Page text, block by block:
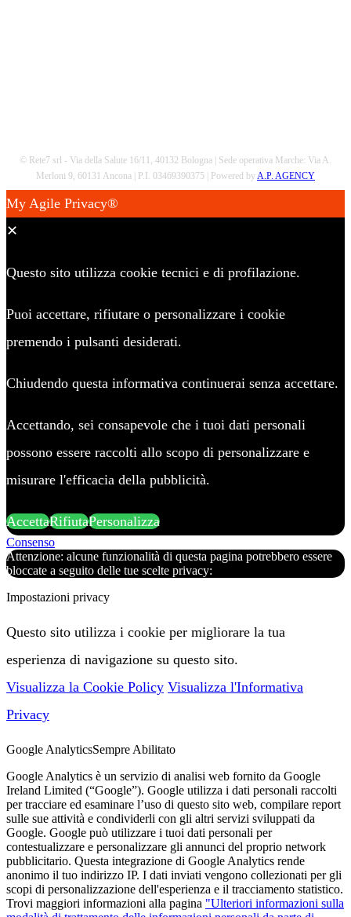
© Rete7 srl - Via della Salute 16/11, 40132 Bologna | Sede operativa Marche: Via A.
Merloni 9, 60131 Ancona | P.I. 03469390375 | Powered by A.P. AGENCY
My Agile Privacy®
✕
Questo sito utilizza cookie tecnici e di profilazione.
Puoi accettare, rifiutare o personalizzare i cookie
premendo i pulsanti desiderati.
Chiudendo questa informativa continuerai senza accettare.
Accettando, sei consapevole che i tuoi dati personali
possono essere raccolti allo scopo di personalizzare e
misurare l'efficacia della pubblicità.
AccettaRifiutaPersonalizza
Consenso
Attenzione: alcune funzionalità di questa pagina potrebbero essere
bloccate a seguito delle tue scelte privacy:
Impostazioni privacy
Questo sito utilizza i cookie per migliorare la tua
esperienza di navigazione su questo sito.
Visualizza la Cookie Policy Visualizza l'Informativa
Privacy
Google AnalyticsSempre Abilitato
Google Analytics è un servizio di analisi web fornito da Google
Ireland Limited (“Google”). Google utilizza i dati personali raccolti
per tracciare ed esaminare l’uso di questo sito web, compilare report
sulle sue attività e condividerli con gli altri servizi sviluppati da
Google. Google può utilizzare i tuoi dati personali per
contestualizzare e personalizzare gli annunci del proprio network
pubblicitario. Questa integrazione di Google Analytics rende
anonimo il tuo indirizzo IP. I dati inviati vengono collezionati per gli
scopi di personalizzazione dell'esperienza e il tracciamento statistico.
Trovi maggiori informazioni alla pagina "Ulteriori informazioni sulla